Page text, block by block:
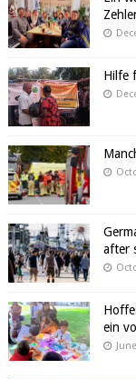
Hilfe
after
ein